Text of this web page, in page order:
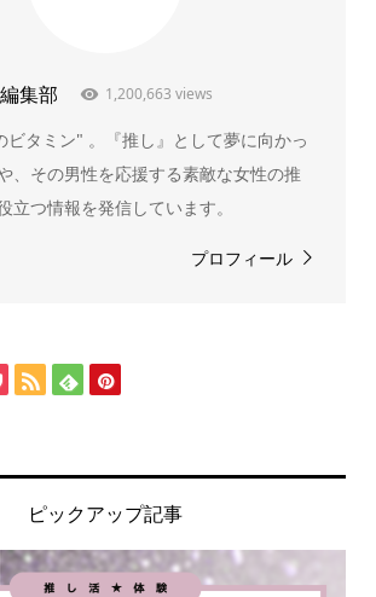
集部 1,200,663 views
ビタミン" 。『推し』として夢に向かっ
、その男性を応援する素敵な女性の推
立つ情報を発信しています。
プロフィール
ピックアップ記事